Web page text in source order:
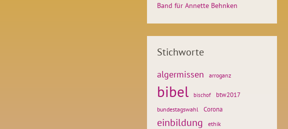
Band für Annette Behnken
Stichworte
algermissen arroganz
bibel bischof btw2017
bundestagswahl Corona
einbildung ethik